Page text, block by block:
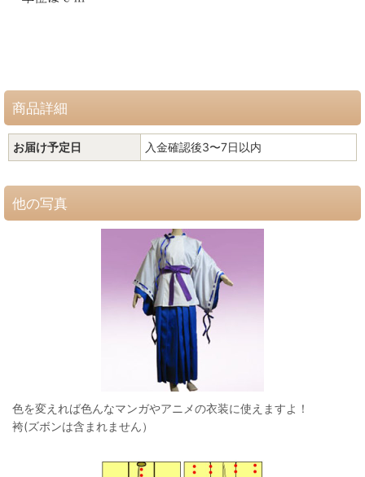
商品詳細
お届け予定日 入金確認後3〜7日以内
他の写真
色を変えれば色んなマンガやアニメの衣装に使えますよ！
袴(ズボンは含まれません）